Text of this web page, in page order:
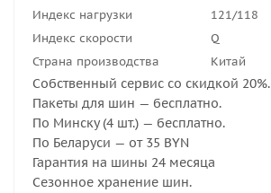
Индекс нагрузки
121/118
Индекс скорости
Q
Страна производства
Китай
Собственный сервис со скидкой 20%.
Пакеты для шин — бесплатно.
По Минску (4 шт.) — бесплатно.
По Беларуси — от 35 BYN
Гарантия на шины 24 месяца
Сезонное хранение шин.